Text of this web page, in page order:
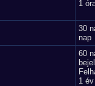
1
30
nap
60
1 év